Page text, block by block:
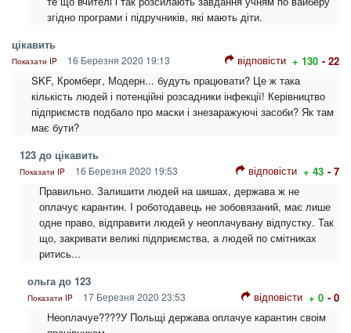
згідно програми і підручників, які мають діти.
цікавить
Показати IP 16 Березня 2020 19:13 відповісти + 130 - 22
SKF, Кромберг, Модерн... будуть працювати? Це ж така
кількість людей і потенційні розсадники інфекції! Керівництво
підприємств подбало про маски і знезаражуючі засоби? Як там
має бути?
123 до цікавить
Показати IP 16 Березня 2020 19:53 відповісти + 43 - 7
Правильно. Залишити людей на шишах, держава ж не
оплачує карантин. І роботодавець не зобовязаний, має лише
одне право, відправити людей у неоплачувану відпустку. Так
що, закривати великі підприємства, а людей по смітниках
ритись...
ольга до 123
Показати IP 17 Березня 2020 23:53 відповісти + 0 - 0
Неоплачуе????У Польщі держава оплачуе карантин своім